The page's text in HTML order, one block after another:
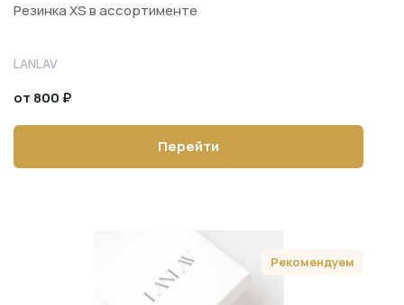
Резинка XS в ассортименте
LANLAV
от 800 ₽
Перейти
Рекомендуем